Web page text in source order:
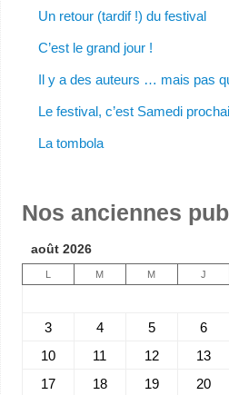
Un retour (tardif !) du festival
C’est le grand jour !
Il y a des auteurs … mais pas
Le festival, c’est Samedi
La tombola
Nos anciennes
août 2026
L M M J
3
4 5 6
10
11 12 13
17
18 19 20